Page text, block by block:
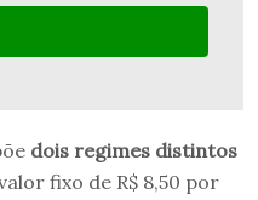
dois regimes distintos
fixo de R$ 8,50 por